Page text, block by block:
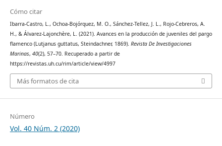
Cómo citar
Ibarra-Castro, L., Ochoa-Bojórquez, M. O., Sánchez-Tellez, J. L., Rojo-Cebreros, A.
H., & Álvarez-Lajonchère, L. (2021). Avances en la producción de juveniles del pargo
flamenco (Lutjanus guttatus, Steindachner, 1869). Revista De Investigaciones
Marinas, 40(2), 57–70. Recuperado a partir de
https://revistas.uh.cu/rim/article/view/4997
Más formatos de cita
Número
Vol. 40 Núm. 2 (2020)